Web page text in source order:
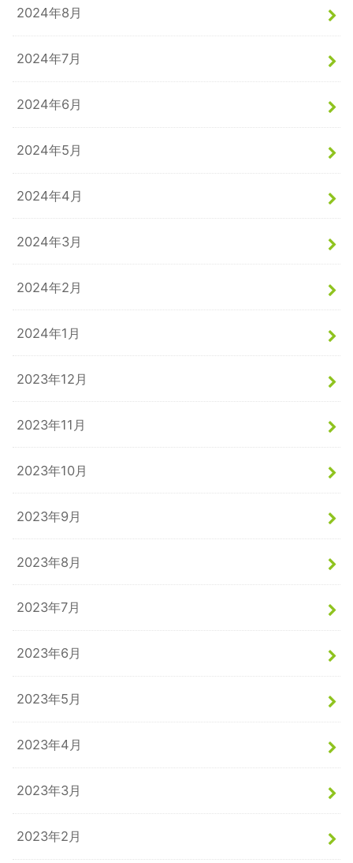
2024年8月
2024年7月
2024年6月
2024年5月
2024年4月
2024年3月
2024年2月
2024年1月
2023年12月
2023年11月
2023年10月
2023年9月
2023年8月
2023年7月
2023年6月
2023年5月
2023年4月
2023年3月
2023年2月